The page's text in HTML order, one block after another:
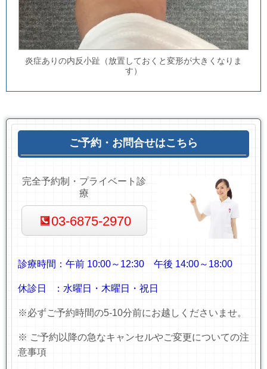
炎症ありの内反小趾（放置しておくと変形が大きくなりま
す）
ご予約・お問合せはこちら
完全予約制・プライベート診
療
03-6875-2970
診療時間： 午前 10:00～12:30 午後 14:00～18:00
休診日 ：水曜日・木曜日・祝日
※必ずご予約時間の5-10分前にお越しくださいませ。
※ ご予約以降の急なキャンセルやご変更についての注
意事項